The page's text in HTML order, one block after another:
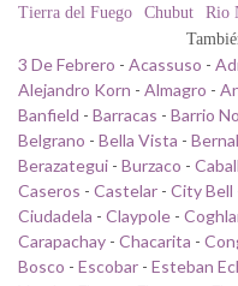
Tierra del Fuego Chubut Rio
3 De Febrero - Acassuso -
Alejandro Korn - Almagro -
Banfield - Barracas - Barrio
Belgrano - Bella Vista - Bernal
Berazategui - Burzaco -
Caseros - Castelar - City Bell
Ciudadela - Claypole -
Carapachay - Chacarita -
Bosco - Escobar - Esteban